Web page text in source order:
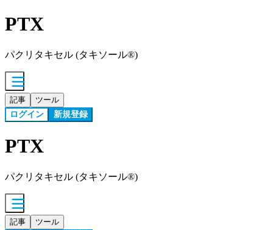
PTX
パクリタキセル (タキソール®)
記事 ツール
ログイン 新規登録
PTX
パクリタキセル (タキソール®)
記事 ツール